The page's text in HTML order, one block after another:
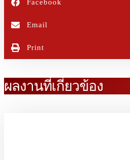
Facebook
Email
Print
ผลงานที่เกี่ยวข้อง